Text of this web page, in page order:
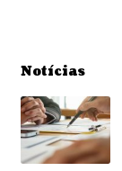
Notícias